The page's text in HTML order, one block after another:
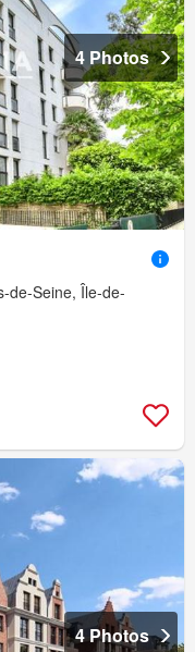
4 Photos
de-Seine, Île-de-
4 Photos